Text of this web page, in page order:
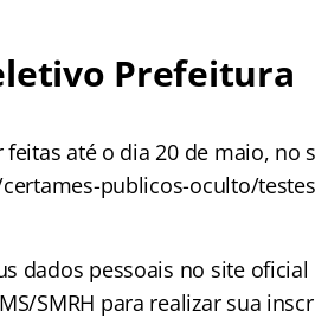
Prefeitura
até o dia 20 de maio, no
publicos-oculto/
dados pessoais no site
SMRH para realizar sua